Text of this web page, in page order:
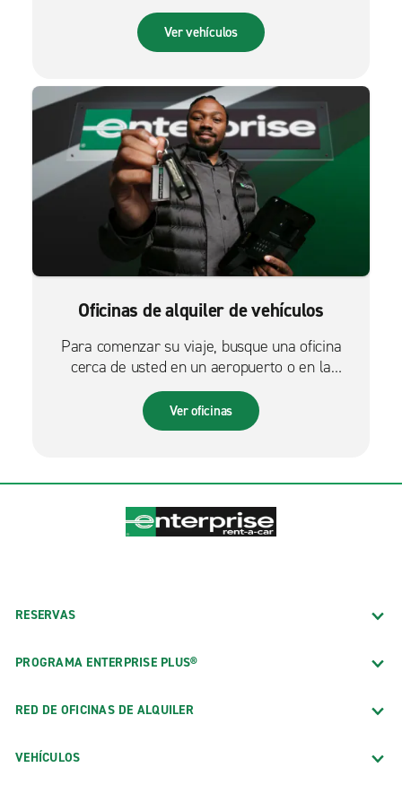
Ver vehículos
Oficinas de alquiler de vehículos
Para comenzar su viaje, busque una oficina
cerca de usted en un aeropuerto o en la
ciudad.
Ver oficinas
RESERVAS
PROGRAMA ENTERPRISE PLUS®
RED DE OFICINAS DE ALQUILER
VEHÍCULOS